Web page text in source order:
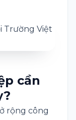
cần
rộng công